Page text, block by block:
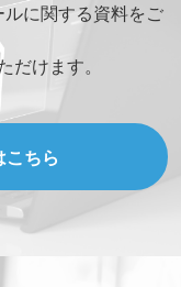
に関する資料をご
けます。
こちら